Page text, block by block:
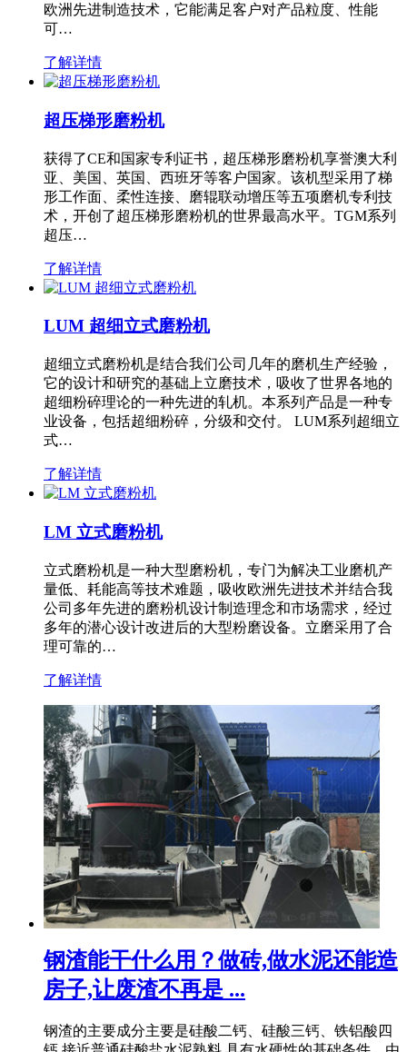
欧洲先进制造技术，它能满足客户对产品粒度、性能
可…
了解详情
超压梯形磨粉机
获得了CE和国家专利证书，超压梯形磨粉机享誉澳大利
亚、美国、英国、西班牙等客户国家。该机型采用了梯
形工作面、柔性连接、磨辊联动增压等五项磨机专利技
术，开创了超压梯形磨粉机的世界最高水平。TGM系列
超压…
了解详情
LUM 超细立式磨粉机
超细立式磨粉机是结合我们公司几年的磨机生产经验，
它的设计和研究的基础上立磨技术，吸收了世界各地的
超细粉碎理论的一种先进的轧机。本系列产品是一种专
业设备，包括超细粉碎，分级和交付。 LUM系列超细立
式…
了解详情
LM 立式磨粉机
立式磨粉机是一种大型磨粉机，专门为解决工业磨机产
量低、耗能高等技术难题，吸收欧洲先进技术并结合我
公司多年先进的磨粉机设计制造理念和市场需求，经过
多年的潜心设计改进后的大型粉磨设备。立磨采用了合
理可靠的…
了解详情
钢渣能干什么用？做砖,做水泥还能造
房子,让废渣不再是 ...
钢渣的主要成分主要是硅酸二钙、硅酸三钙、铁铝酸四